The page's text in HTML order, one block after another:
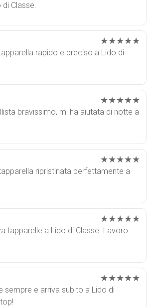
Classe.
★★★★★
rapido e preciso a Lido di
★★★★★
bravissimo, mi ha aiutata di notte a
★★★★★
ripristinata perfettamente a
★★★★★
tapparelle a Lido di Classe. Lavoro
★★★★★
sempre e arriva subito a Lido di